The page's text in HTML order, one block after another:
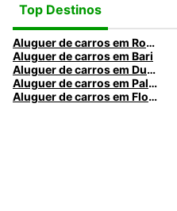
Top Destinos
Aluguer de carros em Roma
Aluguer de carros em Bari
Aluguer de carros em Dublin
Aluguer de carros em Palermo
Aluguer de carros em Florença